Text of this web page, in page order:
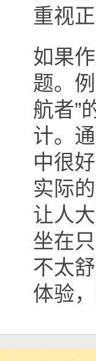
重视
如果
题。
航者”
计。
中很
实际
让人
坐在
不太
体验